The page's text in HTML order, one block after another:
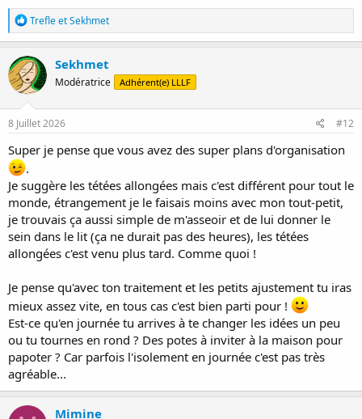
R
é
a
c
t
i
o
n
s
TrefleetSekhmet
Sekhmet
Modératrice Adhérent(e) LLLF
8 Juillet 2026 #12
Super je pense que vous avez des super plans d'organisation
.
Je suggère les tétées allongées mais c'est différent pour tout le
monde, étrangement je le faisais moins avec mon tout-petit,
je trouvais ça aussi simple de m'asseoir et de lui donner le
sein dans le lit (ça ne durait pas des heures), les tétées
allongées c'est venu plus tard. Comme quoi !
Je pense qu'avec ton traitement et les petits ajustement tu iras
mieux assez vite, en tous cas c'est bien parti pour !
Est-ce qu'en journée tu arrives à te changer les idées un peu
ou tu tournes en rond ? Des potes à inviter à la maison pour
papoter ? Car parfois l'isolement en journée c'est pas très
agréable...
Mimine